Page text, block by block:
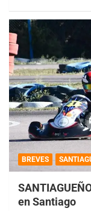
BREVES
en Santiago